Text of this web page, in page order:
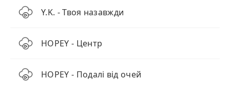
Y.K. - Твоя назавжди
HOPEY - Центр
HOPEY - Подалі від очей